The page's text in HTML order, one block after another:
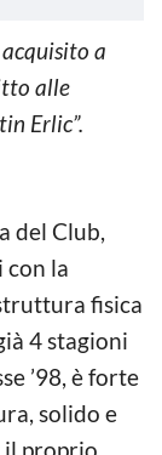
a
alle
Erlic”.
del Club,
con la
fisica
4 stagioni
’98, è forte
solido e
il proprio